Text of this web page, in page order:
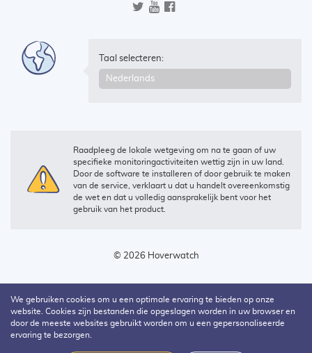
Taal selecteren:
Raadpleeg de lokale wetgeving om na te gaan of uw
specifieke monitoringactiviteiten wettig zijn in uw land.
Door de software te installeren of door gebruik te maken
van de service, verklaart u dat u handelt overeenkomstig
de wet en dat u volledig aansprakelijk bent voor het
gebruik van het product.
© 2026 Hoverwatch
We gebruiken cookies om u een optimale ervaring te bieden op onze
website. Cookies zijn bestanden die opgeslagen worden in uw browser en
door de meeste websites gebruikt worden om u een gepersonaliseerde
ervaring te bezorgen.